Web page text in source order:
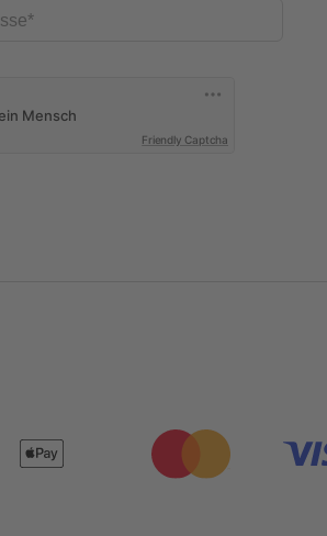
Friendly Captcha